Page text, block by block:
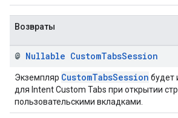
Возвраты
@ Nullable CustomTabsSession
Экземпляр CustomTabsSession будет
для Intent Custom Tabs при открытии
пользовательскими вкладками.